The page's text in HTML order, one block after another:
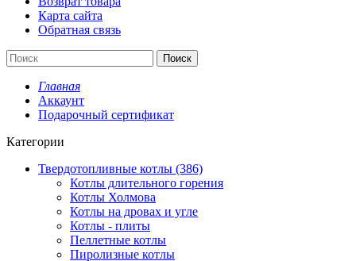
Карта сайта
Обратная связь
Поиск
Главная
Аккаунт
Подарочный сертификат
Категории
Твердотопливные котлы (386)
Котлы длительного горения
Котлы Холмова
Котлы на дровах и угле
Котлы - плиты
Пеллетные котлы
Пиролизные котлы